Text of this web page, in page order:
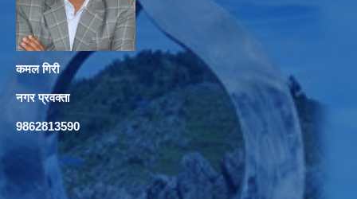
कमल गिरी
नगर प्रवक्ता
9862813590